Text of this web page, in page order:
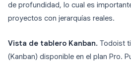
de profundidad, lo cual es
proyectos con jerarquías reales.
Vista de tablero Kanban. Todoist
(Kanban) disponible en el plan Pro.